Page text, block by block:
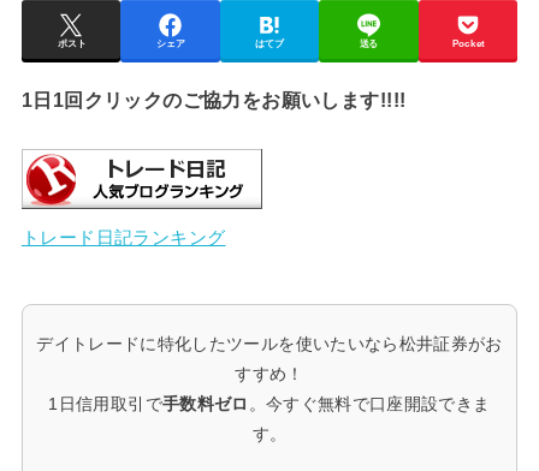
ポスト シェア はてブ 送る Pocket
1日1回クリックのご協力をお願いします!!!!
トレード日記ランキング
デイトレードに特化したツールを使いたいなら松井証券がお
すすめ！
1日信用取引で手数料ゼロ 。今すぐ無料で口座開設できま
す。